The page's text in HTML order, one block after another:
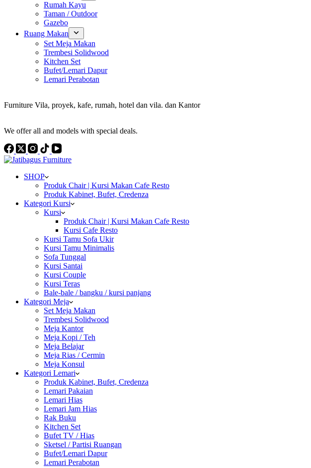
Rumah Kayu
Taman / Outdoor
Gazebo
Ruang Makan
Set Meja Makan
Trembesi Solidwood
Kitchen Set
Bufet/Lemari Dapur
Lemari Perabotan
Furniture Vila, proyek, kafe, rumah, hotel dan vila. dan Kantor
We offer all and models with special deals.
SHOP
Produk Chair | Kursi Makan Cafe Resto
Produk Kabinet, Bufet, Credenza
Kategori Kursi
Kursi
Produk Chair | Kursi Makan Cafe Resto
Kursi Cafe Resto
Kursi Tamu Sofa Ukir
Kursi Tamu Minimalis
Sofa Tunggal
Kursi Santai
Kursi Couple
Kursi Teras
Bale-bale / bangku / kursi panjang
Kategori Meja
Set Meja Makan
Trembesi Solidwood
Meja Kantor
Meja Kopi / Teh
Meja Belajar
Meja Rias / Cermin
Meja Konsul
Kategori Lemari
Produk Kabinet, Bufet, Credenza
Lemari Pakaian
Lemari Hias
Lemari Jam Hias
Rak Buku
Kitchen Set
Bufet TV / Hias
Sketsel / Partisi Ruangan
Bufet/Lemari Dapur
Lemari Perabotan